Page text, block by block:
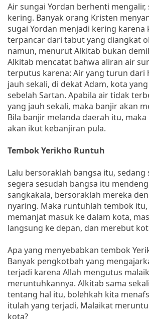
Air sungai Yordan berhenti mengalir,
kering. Banyak orang Kristen
sugai Yordan menjadi kering karena
terpancar dari tabut yang diangkat
namun, menurut Alkitab bukan
Alkitab mencatat bahwa aliran air
terputus karena: Air yang turun dari
jauh sekali, di dekat Adam, kota
sebelah Sartan. Apabila air tidak
yang jauh sekali, maka banjir akan
Bila banjir melanda daerah itu, maka
akan ikut kebanjiran pula.
Tembok Yerikho Runtuh
Lalu bersoraklah bangsa itu,
segera sesudah bangsa itu
sangkakala, bersoraklah mereka
nyaring. Maka runtuhlah tembok
memanjat masuk ke dalam kota,
langsung ke depan, dan merebut
Apa yang menyebabkan tembok
Banyak pengkotbah yang
terjadi karena Allah mengutus
meruntuhkannya. Alkitab sama
tentang hal itu, bolehkah kita
itulah yang terjadi, Malaikat
kota?